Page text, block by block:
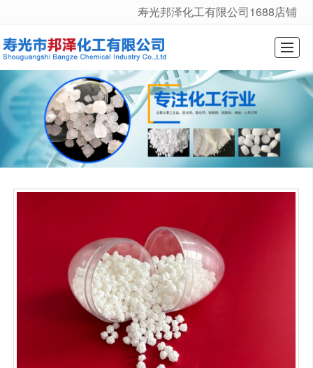
很遗憾，因您的浏览器版本过低导致无法获得最佳浏览体验，推荐下载安装谷歌浏览器！
寿光邦泽化工有限公司1688店铺
综合首页 公司介绍 产品展示 新闻动态 厂景厂貌 行业常识 联系我们